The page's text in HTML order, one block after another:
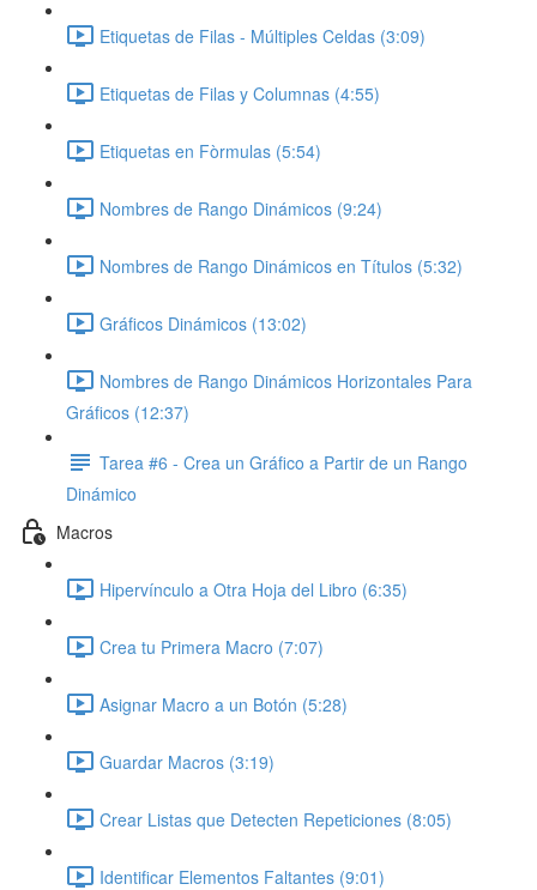
Etiquetas de Filas - Múltiples Celdas (3:09)
Etiquetas de Filas y Columnas (4:55)
Etiquetas en Fòrmulas (5:54)
Nombres de Rango Dinámicos (9:24)
Nombres de Rango Dinámicos en Títulos (5:32)
Gráficos Dinámicos (13:02)
Nombres de Rango Dinámicos Horizontales Para
Gráficos (12:37)
Tarea #6 - Crea un Gráfico a Partir de un Rango
Dinámico
Macros
Hipervínculo a Otra Hoja del Libro (6:35)
Crea tu Primera Macro (7:07)
Asignar Macro a un Botón (5:28)
Guardar Macros (3:19)
Crear Listas que Detecten Repeticiones (8:05)
Identificar Elementos Faltantes (9:01)